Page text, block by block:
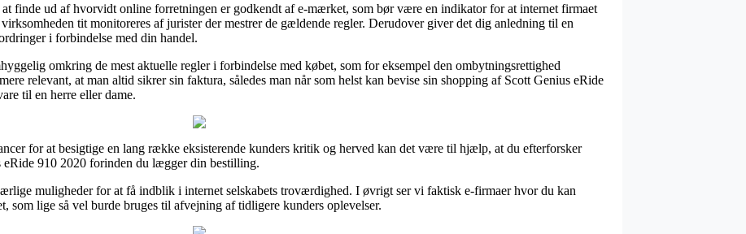
finde ud af hvorvidt online forretningen er godkendt af e-mærket, som bør være en indikator for at internet firmaet
tit monitoreres af jurister der mestrer de gældende regler. Derudover giver det dig anledning til en
i forbindelse med din handel.
omkring de mest aktuelle regler i forbindelse med købet, som for eksempel den ombytningsrettighed
relevant, at man altid sikrer sin faktura, således man når som helst kan bevise sin shopping af Scott Genius eRide
til en herre eller dame.
for at besigtige en lang række eksisterende kunders kritik og herved kan det være til hjælp, at du efterforsker
910 2020 forinden du lægger din bestilling.
muligheder for at få indblik i internet selskabets troværdighed. I øvrigt ser vi faktisk e-firmaer hvor du kan
som lige så vel burde bruges til afvejning af tidligere kunders oplevelser.